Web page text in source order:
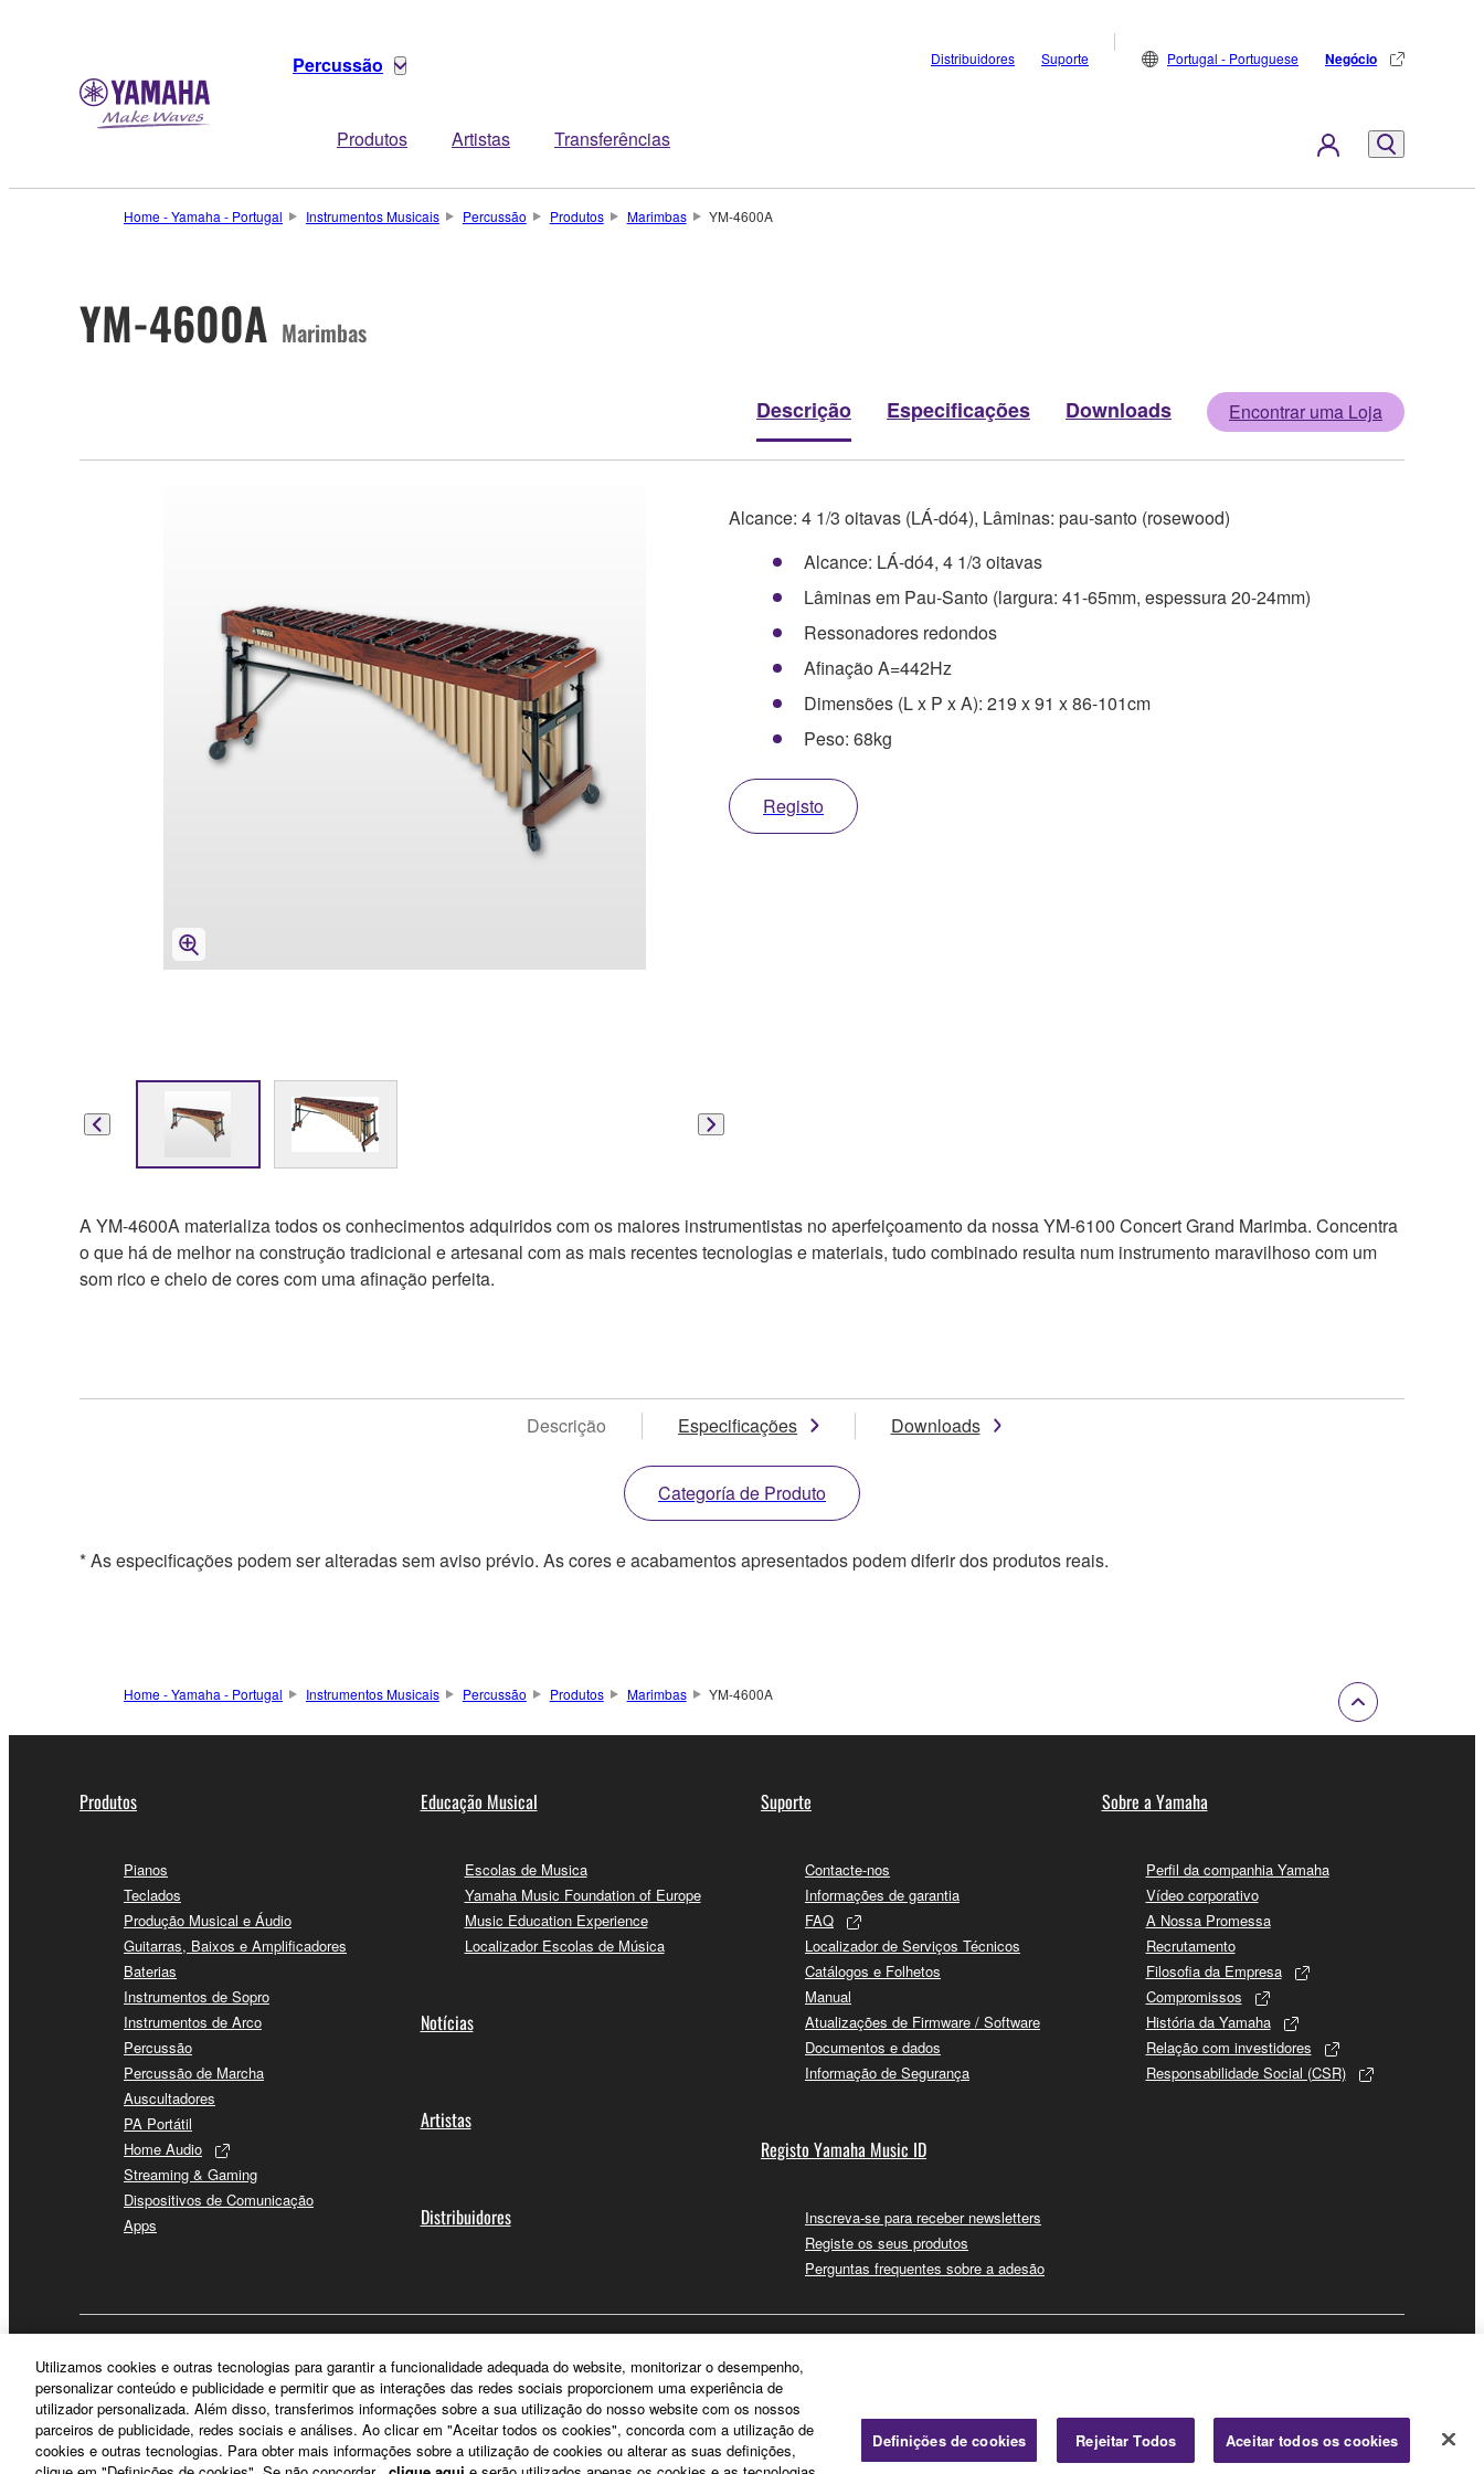
Percussão
Produtos Artistas Transferências
Distribuidores Suporte Portugal - Portuguese Negócio
Home - Yamaha - Portugal Instrumentos Musicais Percussão Produtos Marimbas YM-4600A
YM-4600A Marimbas
Descrição Especificações Downloads Encontrar uma Loja
Alcance: 4 1/3 oitavas (LÁ-dó4), Lâminas: pau-santo (rosewood)
Alcance: LÁ-dó4, 4 1/3 oitavas
Lâminas em Pau-Santo (largura: 41-65mm, espessura 20-24mm)
Ressonadores redondos
Afinação A=442Hz
Dimensões (L x P x A): 219 x 91 x 86-101cm
Peso: 68kg
Registo
A YM-4600A materializa todos os conhecimentos adquiridos com os maiores instrumentistas no aperfeiçoamento da nossa YM-6100 Concert Grand Marimba. Concentra
o que há de melhor na construção tradicional e artesanal com as mais recentes tecnologias e materiais, tudo combinado resulta num instrumento maravilhoso com um
som rico e cheio de cores com uma afinação perfeita.
Descrição Especificações Downloads
Categoría de Produto
* As especificações podem ser alteradas sem aviso prévio. As cores e acabamentos apresentados podem diferir dos produtos reais.
Home - Yamaha - Portugal Instrumentos Musicais Percussão Produtos Marimbas YM-4600A
Produtos
Pianos
Teclados
Produção Musical e Áudio
Guitarras, Baixos e Amplificadores
Baterias
Instrumentos de Sopro
Instrumentos de Arco
Percussão
Percussão de Marcha
Auscultadores
PA Portátil
Home Audio
Streaming & Gaming
Dispositivos de Comunicação
Apps
Educação Musical
Escolas de Musica
Yamaha Music Foundation of Europe
Music Education Experience
Localizador Escolas de Música
Notícias
Artistas
Distribuidores
Suporte
Contacte-nos
Informações de garantia
FAQ
Localizador de Serviços Técnicos
Catálogos e Folhetos
Manual
Atualizações de Firmware / Software
Documentos e dados
Informação de Segurança
Registo Yamaha Music ID
Inscreva-se para receber newsletters
Registe os seus produtos
Perguntas frequentes sobre a adesão
Sobre a Yamaha
Perfil da companhia Yamaha
Vídeo corporativo
A Nossa Promessa
Recrutamento
Filosofia da Empresa
Compromissos
História da Yamaha
Relação com investidores
Responsabilidade Social (CSR)
Utilizamos cookies e outras tecnologias para garantir a funcionalidade adequada do website, monitorizar o desempenho,
personalizar conteúdo e publicidade e permitir que as interações das redes sociais proporcionem uma experiência de
utilizador personalizada. Além disso, transferimos informações sobre a sua utilização do nosso website com os nossos
parceiros de publicidade, redes sociais e análises. Ao clicar em "Aceitar todos os cookies", concorda com a utilização de
cookies e outras tecnologias. Para obter mais informações sobre a utilização de cookies ou alterar as suas definições,
Definições de cookies Rejeitar Todos Aceitar todos os cookies